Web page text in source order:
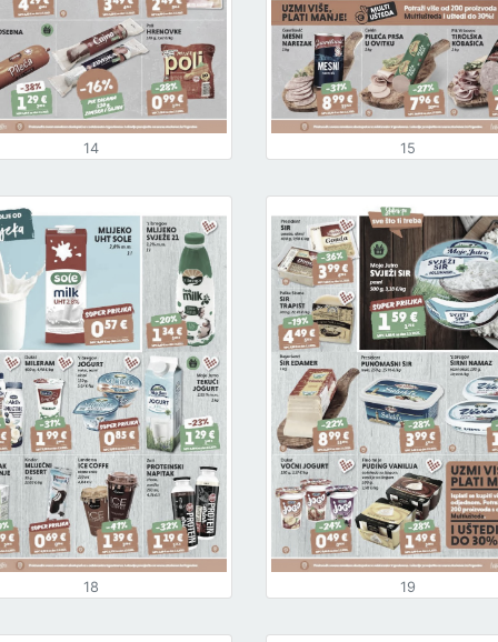
14 15
18 19